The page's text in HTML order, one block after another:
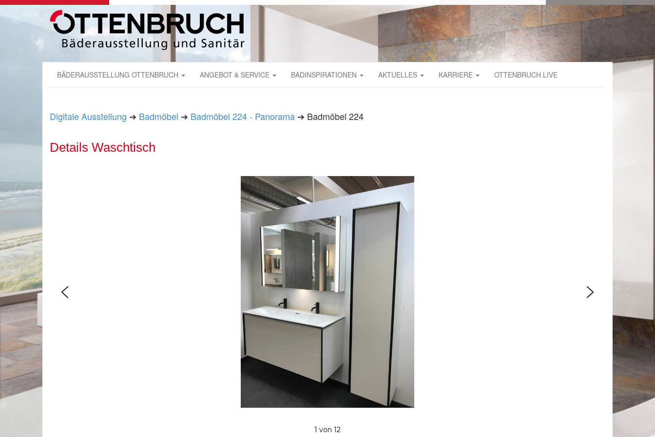
BÄDERAUSSTELLUNG OTTENBRUCH ANGEBOT & SERVICE BADINSPIRATIONEN AKTUELLES KARRIERE OTTENBRUCH LIVE
Digitale Ausstellung ➔ Badmöbel ➔ Badmöbel 224 - Panorama ➔ Badmöbel 224
Details Waschtisch
1 von 12